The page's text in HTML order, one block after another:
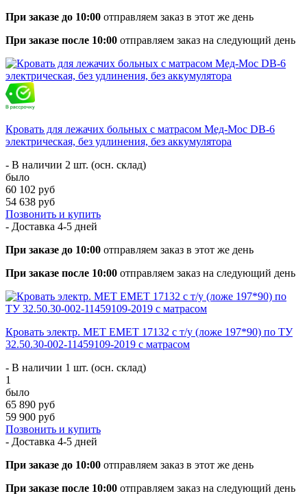
При заказе до 10:00 отправляем заказ в этот же день
При заказе после 10:00 отправляем заказ на следующий день
Кровать для лежачих больных с матрасом Мед-Мос DB-6
электрическая, без удлинения, без аккумулятора
- В наличии 2 шт. (осн. склад)
было
60 102 руб
54 638 руб
Позвонить и купить
- Доставка 4-5 дней
При заказе до 10:00 отправляем заказ в этот же день
При заказе после 10:00 отправляем заказ на следующий день
Кровать электр. MET EMET 17132 с т/у (ложе 197*90) по ТУ
32.50.30-002-11459109-2019 с матрасом
- В наличии 1 шт. (осн. склад)
1
было
65 890 руб
59 900 руб
Позвонить и купить
- Доставка 4-5 дней
При заказе до 10:00 отправляем заказ в этот же день
При заказе после 10:00 отправляем заказ на следующий день